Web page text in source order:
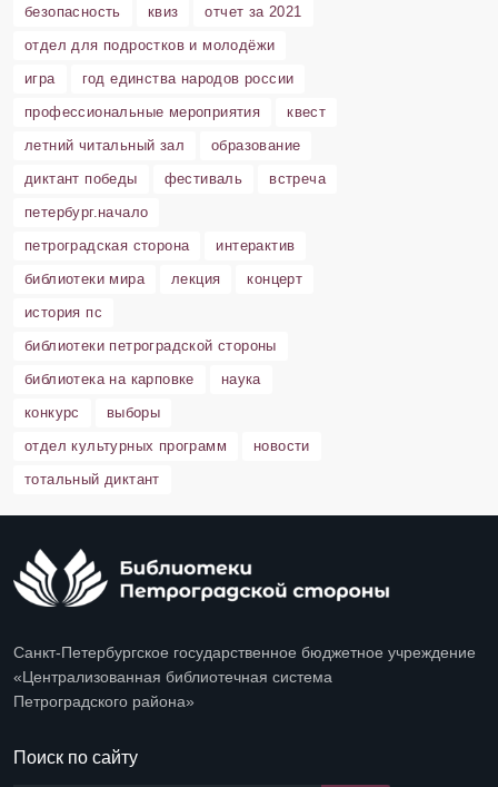
безопасность
квиз
отчет за 2021
отдел для подростков и молодёжи
игра
год единства народов россии
профессиональные мероприятия
квест
летний читальный зал
образование
диктант победы
фестиваль
встреча
петербург.начало
петроградская сторона
интерактив
библиотеки мира
лекция
концерт
история пс
библиотеки петроградской стороны
библиотека на карповке
наука
конкурс
выборы
отдел культурных программ
новости
тотальный диктант
Санкт-Петербургское государственное бюджетное учреждение
«Централизованная библиотечная система
Петроградского района»
Поиск по сайту